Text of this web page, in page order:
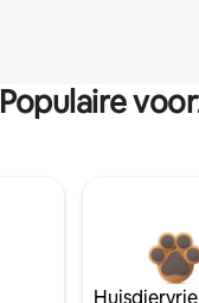
Populaire